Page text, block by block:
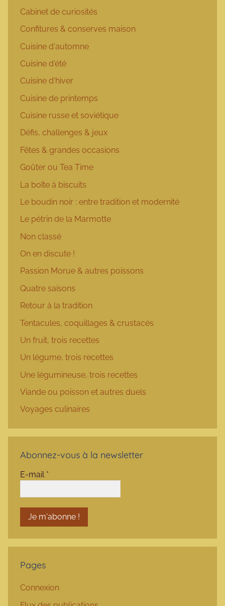
Cabinet de curiosités
Confitures & conserves maison
Cuisine d'automne
Cuisine d'été
Cuisine d'hiver
Cuisine de printemps
Cuisine russe et soviétique
Défis, challenges & jeux
Fêtes & grandes occasions
Goûter ou Tea Time
La boîte à biscuits
Le boudin noir : entre tradition et modernité
Le pétrin de la Marmotte
Non classé
On en discute !
Passion Morue & autres poissons
Quatre saisons
Retour à la tradition
Tentacules, coquillages & crustacés
Un fruit, trois recettes
Un légume, trois recettes
Une légumineuse, trois recettes
Viande ou poisson et autres duels
Voyages culinaires
Abonnez-vous à la newsletter
E-mail *
Pages
Connexion